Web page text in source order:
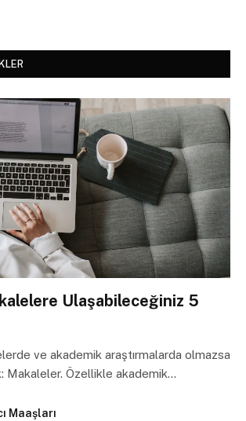
Ulaşabileceğiniz 5
ve akademik araştırmalarda olmazsa
Makaleler. Özellikle akademik…
Maaşları